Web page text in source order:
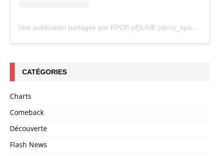
Une publication partagée par KPOP-(A)LIVE (@my_kpopalive)
CATÉGORIES
Charts
Comeback
Découverte
Flash News